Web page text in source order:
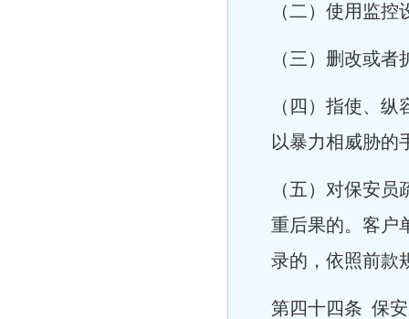
（二）使用监
（三）删改或
（四）指使、
以暴力相威胁的
（五）对保安
重后果的。客户
录的，依照前款
第四十四条 保